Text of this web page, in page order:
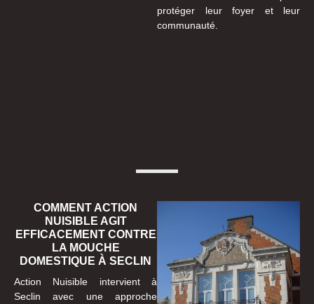
protéger leur foyer et leur
communauté.
COMMENT ACTION
NUISIBLE AGIT
EFFICACEMENT CONTRE
LA MOUCHE
DOMESTIQUE À SECLIN
Action Nuisible intervient à
Seclin avec une approche